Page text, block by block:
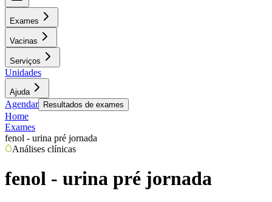
Exames
Vacinas
Serviços
Unidades
Ajuda
Agendar Resultados de exames
Home
Exames
fenol - urina pré jornada
Análises clínicas
fenol - urina pré jornada